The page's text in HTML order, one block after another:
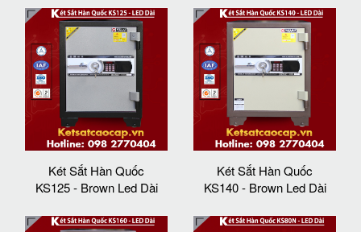
Két Sắt Hàn Quốc
KS125 - Brown Led Dài
Két Sắt Hàn Quốc
KS140 - Brown Led Dài